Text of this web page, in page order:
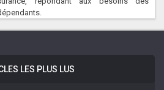
LES PLUS LUS